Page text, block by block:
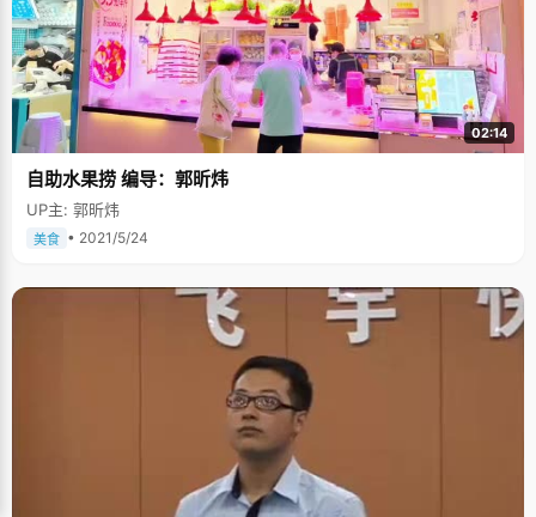
02:14
自助水果捞 编导：郭昕炜
UP主: 郭昕炜
美食 • 2021/5/24